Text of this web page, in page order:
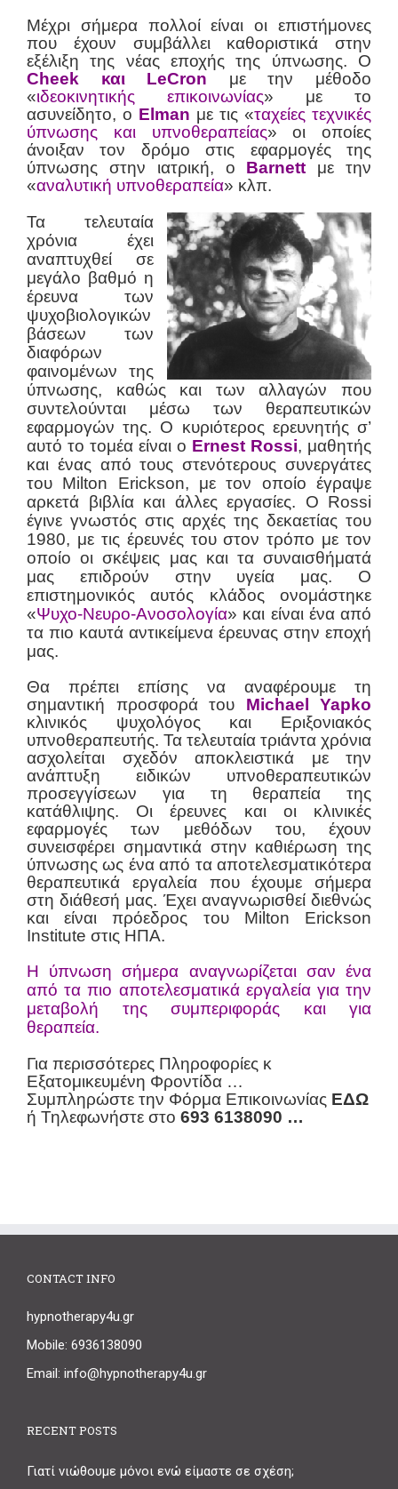
Μέχρι σήμερα πολλοί είναι οι επιστήμονες
που έχουν συμβάλλει καθοριστικά στην
εξέλιξη της νέας εποχής της ύπνωσης. Ο
Cheek και LeCron με την μέθοδο
«ιδεοκινητικής επικοινωνίας» με το
ασυνείδητο, ο Elman με τις «ταχείες τεχνικές
ύπνωσης και υπνοθεραπείας» οι οποίες
άνοιξαν τον δρόμο στις εφαρμογές της
ύπνωσης στην ιατρική, ο Barnett με την
«αναλυτική υπνοθεραπεία» κλπ.
Τα τελευταία
χρόνια έχει
αναπτυχθεί σε
μεγάλο βαθμό η
έρευνα των
ψυχοβιολογικών
βάσεων των
διαφόρων
φαινομένων της
ύπνωσης, καθώς και των αλλαγών που
συντελούνται μέσω των θεραπευτικών
εφαρμογών της. Ο κυριότερος ερευνητής σ’
αυτό το τομέα είναι ο Ernest Rossi, μαθητής
και ένας από τους στενότερους συνεργάτες
του Milton Erickson, με τον οποίο έγραψε
αρκετά βιβλία και άλλες εργασίες. Ο Rossi
έγινε γνωστός στις αρχές της δεκαετίας του
1980, με τις έρευνές του στον τρόπο με τον
οποίο οι σκέψεις μας και τα συναισθήματά
μας επιδρούν στην υγεία μας. Ο
επιστημονικός αυτός κλάδος ονομάστηκε
«Ψυχο-Νευρο-Ανοσολογία» και είναι ένα από
τα πιο καυτά αντικείμενα έρευνας στην εποχή
μας.
Θα πρέπει επίσης να αναφέρουμε τη
σημαντική προσφορά του Michael Yapko
κλινικός ψυχολόγος και Εριξονιακός
υπνοθεραπευτής. Τα τελευταία τριάντα χρόνια
ασχολείται σχεδόν αποκλειστικά με την
ανάπτυξη ειδικών υπνοθεραπευτικών
προσεγγίσεων για τη θεραπεία της
κατάθλιψης. Οι έρευνες και οι κλινικές
εφαρμογές των μεθόδων του, έχουν
συνεισφέρει σημαντικά στην καθιέρωση της
ύπνωσης ως ένα από τα αποτελεσματικότερα
θεραπευτικά εργαλεία που έχουμε σήμερα
στη διάθεσή μας. Έχει αναγνωρισθεί διεθνώς
και είναι πρόεδρος του Milton Erickson
Institute στις ΗΠΑ.
Η ύπνωση σήμερα αναγνωρίζεται σαν ένα
από τα πιο αποτελεσματικά εργαλεία για την
μεταβολή της συμπεριφοράς και για
θεραπεία.
Για περισσότερες Πληροφορίες κ
Εξατομικευμένη Φροντίδα …
Συμπληρώστε την Φόρμα Επικοινωνίας ΕΔΩ
ή Τηλεφωνήστε στο 693 6138090 …
CONTACT INFO
hypnotherapy4u.gr
Mobile: 6936138090
Email: info@hypnotherapy4u.gr
RECENT POSTS
Γιατί νιώθουμε μόνοι ενώ είμαστε σε σχέση;